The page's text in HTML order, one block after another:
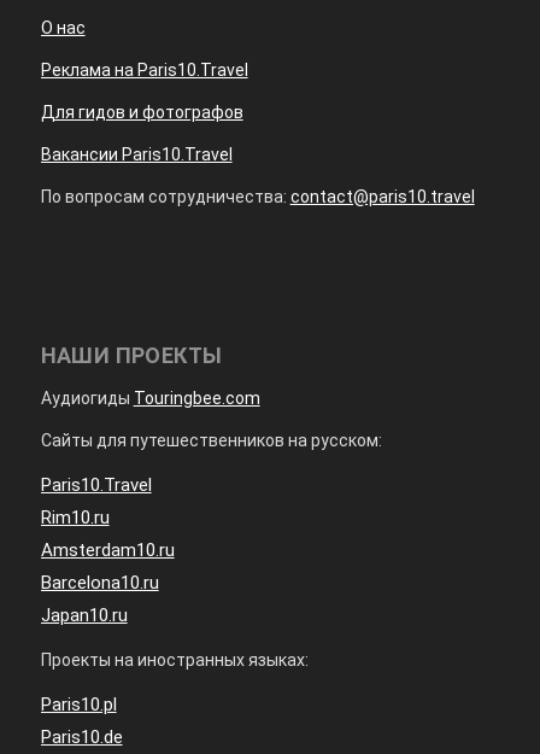
О нас
Реклама на Paris10.Travel
Для гидов и фотографов
Вакансии Paris10.Travel
По вопросам сотрудничества: contact@paris10.travel
НАШИ ПРОЕКТЫ
Аудиогиды Touringbee.com
Сайты для путешественников на русском:
Paris10.Travel
Rim10.ru
Amsterdam10.ru
Barcelona10.ru
Japan10.ru
Проекты на иностранных языках:
Paris10.pl
Paris10.de